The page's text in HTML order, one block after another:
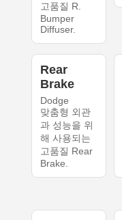
고품질 R.
Bumper
Diffuser.
Rear
Brake
Dodge
맞춤형 외관
과 성능을 위
해 사용되는
고품질 Rear
Brake.